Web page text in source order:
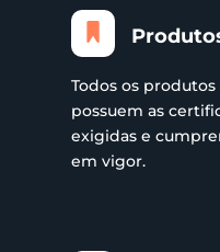
Todos os
possuem as
exigidas e
em vigor.